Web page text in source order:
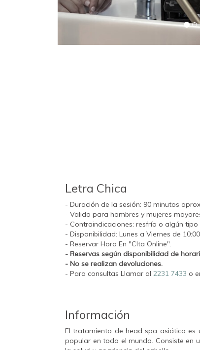
Letra Chica
- Duración de la sesión: 90 minutos aprox.
- Valido para hombres y mujeres
- Contraindicaciones: resfrío o algún
- Disponibilidad: Lunes a Viernes de
- Reservar Hora En "CIta Online".
- Reservas según disponibilidad de
- No se realizan devoluciones.
- Para consultas Llamar al 2231 7433 o
Información
El tratamiento de head spa asiático es
popular en todo el mundo. Consiste en